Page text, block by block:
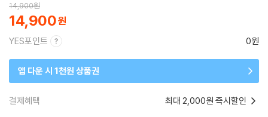
14,900원
14,900
YES포인트 0원
앱 다운 시 1천원 상품권
결제혜택 최대 2,000원 즉시할인